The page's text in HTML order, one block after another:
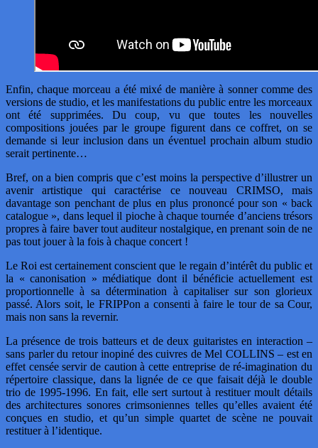
Enfin, chaque morceau a été mixé de manière à sonner comme des
versions de studio, et les manifestations du public entre les morceaux
ont été supprimées. Du coup, vu que toutes les nouvelles
compositions jouées par le groupe figurent dans ce coffret, on se
demande si leur inclusion dans un éventuel prochain album studio
serait pertinente…
Bref, on a bien compris que c’est moins la perspective d’illustrer un
avenir artistique qui caractérise ce nouveau CRIMSO, mais
davantage son penchant de plus en plus prononcé pour son « back
catalogue », dans lequel il pioche à chaque tournée d’anciens trésors
propres à faire baver tout auditeur nostalgique, en prenant soin de ne
pas tout jouer à la fois à chaque concert !
Le Roi est certainement conscient que le regain d’intérêt du public et
la « canonisation » médiatique dont il bénéficie actuellement est
proportionnelle à sa détermination à capitaliser sur son glorieux
passé. Alors soit, le FRIPPon a consenti à faire le tour de sa Cour,
mais non sans la revernir.
La présence de trois batteurs et de deux guitaristes en interaction –
sans parler du retour inopiné des cuivres de Mel COLLINS – est en
effet censée servir de caution à cette entreprise de ré-imagination du
répertoire classique, dans la lignée de ce que faisait déjà le double
trio de 1995-1996. En fait, elle sert surtout à restituer moult détails
des architectures sonores crimsoniennes telles qu’elles avaient été
conçues en studio, et qu’un simple quartet de scène ne pouvait
restituer à l’identique.